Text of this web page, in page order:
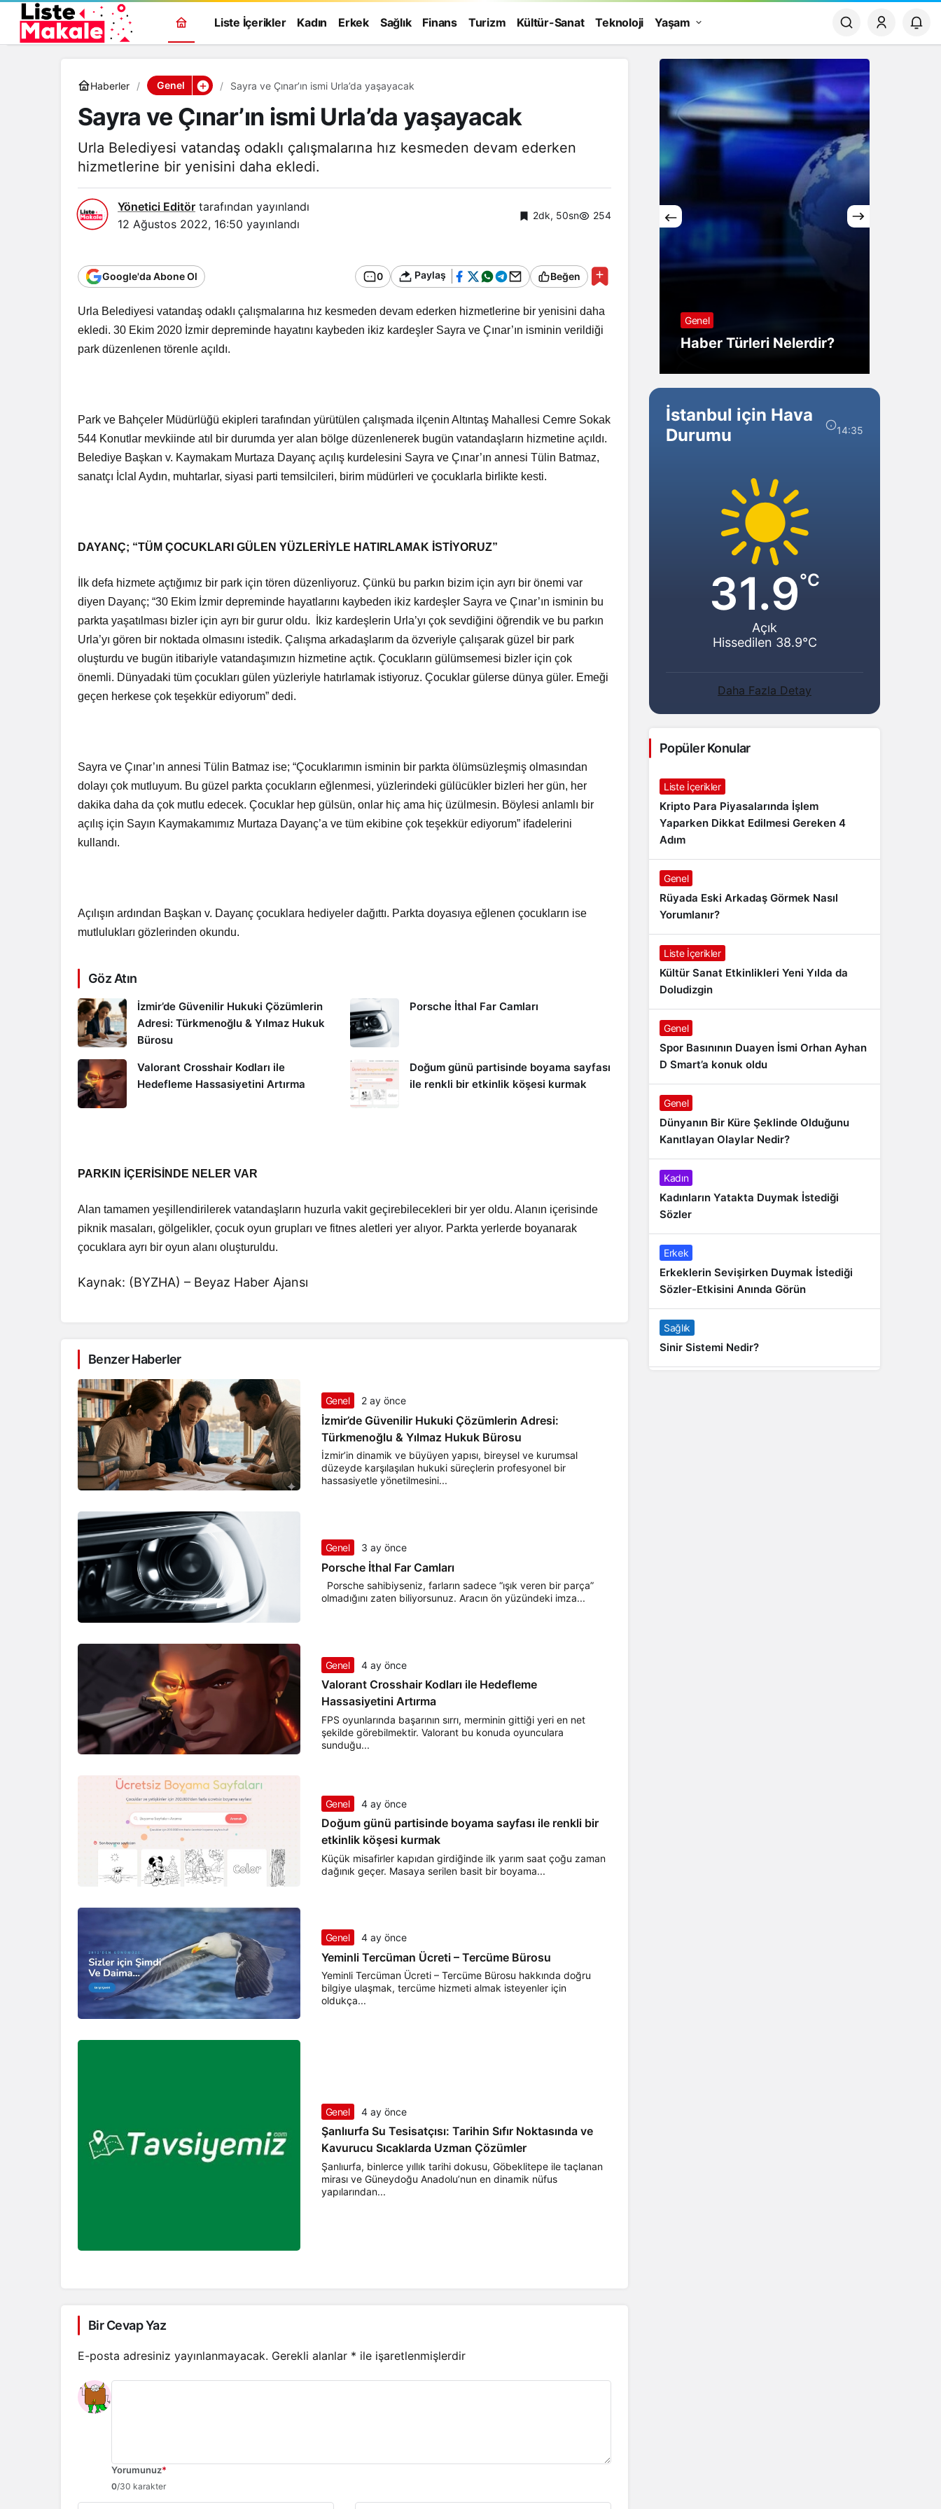
Liste İçerikler Kadın Erkek Sağlık Finans Turizm Kültür-Sanat Teknoloji Yaşam
Haberler Genel Sayra ve Çınar’ın ismi Urla’da yaşayacak
Sayra ve Çınar’ın ismi Urla’da yaşayacak
Urla Belediyesi vatandaş odaklı çalışmalarına hız kesmeden devam ederken
hizmetlerine bir yenisini daha ekledi.
Yönetici Editör tarafından yayınlandı
12 Ağustos 2022, 16:50 yayınlandı
2dk, 50sn 254
Google'da Abone Ol 0 Paylaş Beğen
Urla Belediyesi vatandaş odaklı çalışmalarına hız kesmeden devam ederken hizmetlerine bir yenisini daha
ekledi. 30 Ekim 2020 İzmir depreminde hayatını kaybeden ikiz kardeşler Sayra ve Çınar’ın isminin verildiği
park düzenlenen törenle açıldı.
Park ve Bahçeler Müdürlüğü ekipleri tarafından yürütülen çalışmada ilçenin Altıntaş Mahallesi Cemre Sokak
544 Konutlar mevkiinde atıl bir durumda yer alan bölge düzenlenerek bugün vatandaşların hizmetine açıldı.
Belediye Başkan v. Kaymakam Murtaza Dayanç açılış kurdelesini Sayra ve Çınar’ın annesi Tülin Batmaz,
sanatçı İclal Aydın, muhtarlar, siyasi parti temsilcileri, birim müdürleri ve çocuklarla birlikte kesti.
DAYANÇ; “TÜM ÇOCUKLARI GÜLEN YÜZLERİYLE HATIRLAMAK İSTİYORUZ”
İlk defa hizmete açtığımız bir park için tören düzenliyoruz. Çünkü bu parkın bizim için ayrı bir önemi var
diyen Dayanç; “30 Ekim İzmir depreminde hayatlarını kaybeden ikiz kardeşler Sayra ve Çınar’ın isminin bu
parkta yaşatılması bizler için ayrı bir gurur oldu. İkiz kardeşlerin Urla’yı çok sevdiğini öğrendik ve bu parkın
Urla’yı gören bir noktada olmasını istedik. Çalışma arkadaşlarım da özveriyle çalışarak güzel bir park
oluşturdu ve bugün itibariyle vatandaşımızın hizmetine açtık. Çocukların gülümsemesi bizler için çok
önemli. Dünyadaki tüm çocukları gülen yüzleriyle hatırlamak istiyoruz. Çocuklar gülerse dünya güler. Emeği
geçen herkese çok teşekkür ediyorum” dedi.
Sayra ve Çınar’ın annesi Tülin Batmaz ise; “Çocuklarımın isminin bir parkta ölümsüzleşmiş olmasından
dolayı çok mutluyum. Bu güzel parkta çocukların eğlenmesi, yüzlerindeki gülücükler bizleri her gün, her
dakika daha da çok mutlu edecek. Çocuklar hep gülsün, onlar hiç ama hiç üzülmesin. Böylesi anlamlı bir
açılış için Sayın Kaymakamımız Murtaza Dayanç’a ve tüm ekibine çok teşekkür ediyorum” ifadelerini
kullandı.
Açılışın ardından Başkan v. Dayanç çocuklara hediyeler dağıttı. Parkta doyasıya eğlenen çocukların ise
mutlulukları gözlerinden okundu.
Göz Atın
İzmir’de Güvenilir Hukuki Çözümlerin
Adresi: Türkmenoğlu & Yılmaz Hukuk
Bürosu
Porsche İthal Far Camları
Valorant Crosshair Kodları ile
Hedefleme Hassasiyetini Artırma
Doğum günü partisinde boyama sayfası
ile renkli bir etkinlik köşesi kurmak
PARKIN İÇERİSİNDE NELER VAR
Alan tamamen yeşillendirilerek vatandaşların huzurla vakit geçirebilecekleri bir yer oldu. Alanın içerisinde
piknik masaları, gölgelikler, çocuk oyun grupları ve fitnes aletleri yer alıyor. Parkta yerlerde boyanarak
çocuklara ayrı bir oyun alanı oluşturuldu.
Kaynak: (BYZHA) – Beyaz Haber Ajansı
Benzer Haberler
Genel 2 ay önce
İzmir’de Güvenilir Hukuki Çözümlerin Adresi:
Türkmenoğlu & Yılmaz Hukuk Bürosu
İzmir’in dinamik ve büyüyen yapısı, bireysel ve kurumsal
düzeyde karşılaşılan hukuki süreçlerin profesyonel bir
hassasiyetle yönetilmesini...
Genel 3 ay önce
Porsche İthal Far Camları
Porsche sahibiyseniz, farların sadece “ışık veren bir parça”
olmadığını zaten biliyorsunuz. Aracın ön yüzündeki imza...
Genel 4 ay önce
Valorant Crosshair Kodları ile Hedefleme
Hassasiyetini Artırma
FPS oyunlarında başarının sırrı, merminin gittiği yeri en net
şekilde görebilmektir. Valorant bu konuda oyunculara
sunduğu...
Genel 4 ay önce
Doğum günü partisinde boyama sayfası ile renkli bir
etkinlik köşesi kurmak
Küçük misafirler kapıdan girdiğinde ilk yarım saat çoğu zaman
dağınık geçer. Masaya serilen basit bir boyama...
Genel 4 ay önce
Yeminli Tercüman Ücreti – Tercüme Bürosu
Yeminli Tercüman Ücreti – Tercüme Bürosu hakkında doğru
bilgiye ulaşmak, tercüme hizmeti almak isteyenler için
oldukça...
Genel 4 ay önce
Şanlıurfa Su Tesisatçısı: Tarihin Sıfır Noktasında ve
Kavurucu Sıcaklarda Uzman Çözümler
Şanlıurfa, binlerce yıllık tarihi dokusu, Göbeklitepe ile taçlanan
mirası ve Güneydoğu Anadolu’nun en dinamik nüfus
yapılarından...
Bir Cevap Yaz
E-posta adresiniz yayınlanmayacak. Gerekli alanlar * ile işaretlenmişlerdir
Yorumunuz*
0/30 karakter
Bir Erkek Bir Kadına Ne
Genel
Haber Türleri Nelerdir?
İstanbul için Hava
Durumu
14:35
31.9°C
Açık
Hissedilen 38.9°C
Daha Fazla Detay
Popüler Konular
Liste İçerikler
Kripto Para Piyasalarında İşlem
Yaparken Dikkat Edilmesi Gereken 4
Adım
Genel
Rüyada Eski Arkadaş Görmek Nasıl
Yorumlanır?
Liste İçerikler
Kültür Sanat Etkinlikleri Yeni Yılda da
Doludizgin
Genel
Spor Basınının Duayen İsmi Orhan Ayhan
D Smart’a konuk oldu
Genel
Dünyanın Bir Küre Şeklinde Olduğunu
Kanıtlayan Olaylar Nedir?
Kadın
Kadınların Yatakta Duymak İstediği
Sözler
Erkek
Erkeklerin Sevişirken Duymak İstediği
Sözler-Etkisini Anında Görün
Sağlık
Sinir Sistemi Nedir?